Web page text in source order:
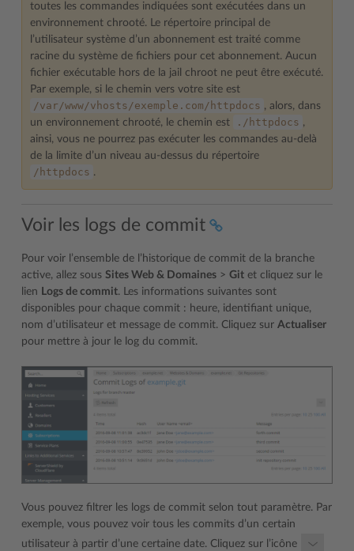
toutes les commandes indiquées sont exécutées dans un
environnement chrooté. Le répertoire principal de
l’utilisateur système d’un abonnement est traité comme
racine du système de fichiers pour cet abonnement. Aucun
fichier exécutable hors de la jail chroot ne peut être exécuté.
Par exemple, si le chemin vers votre site est
/var/www/vhosts/exemple.com/httpdocs , alors, dans
un environnement chrooté, le chemin est
./httpdocs ,
ainsi, vous ne pourrez pas exécuter les commandes au-delà
de la limite d’un niveau au-dessus du répertoire
/httpdocs .
Voir les logs de commit
Pour voir l’ensemble de l’historique de commit de la branche
active, allez sous Sites Web & Domaines > Git et cliquez sur le
lien Logs de commit. Les informations suivantes sont
disponibles pour chaque commit : heure, identifiant unique,
nom d’utilisateur et message de commit. Cliquez sur Actualiser
pour mettre à jour le log du commit.
Vous pouvez filtrer les logs de commit selon tout paramètre. Par
exemple, vous pouvez voir tous les commits d’un certain
utilisateur à partir d’une certaine date. Cliquez sur l’icône